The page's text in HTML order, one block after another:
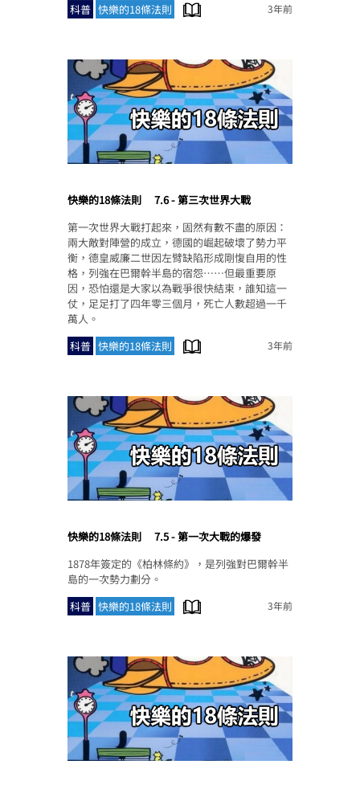
科普 快樂的18條法則 3年前
快樂的18條法則
7.6 - 第三次世界大戰
第一次世界大戰打起來，固然有數不盡的原因：
兩大敵對陣營的成立，德國的崛起破壞了勢力平
衡，德皇威廉二世因左臂缺陷形成剛愎自用的性
格，列強在巴爾幹半島的宿怨……但最重要原
因，恐怕還是大家以為戰爭很快結束，誰知這一
仗，足足打了四年零三個月，死亡人數超過一千
萬人。
科普 快樂的18條法則 3年前
快樂的18條法則
7.5 - 第一次大戰的爆發
1878年簽定的《柏林條約》，是列強對巴爾幹半
島的一次勢力劃分。
科普 快樂的18條法則 3年前